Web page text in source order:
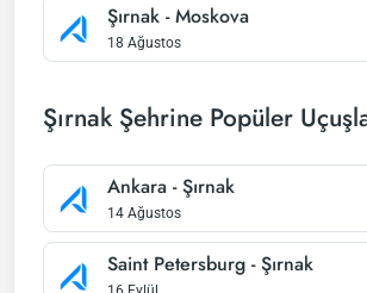
Şırnak - Moskova
18 Ağustos
Şırnak Şehrine Popüler
Ankara - Şırnak
14 Ağustos
Saint Petersburg - Şırnak